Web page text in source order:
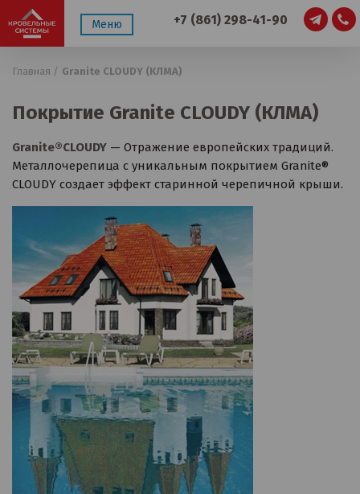
Меню +7 (861) 298-41-90
Главная / Granite CLOUDY (КЛМА)
Покрытие Granite CLOUDY (КЛМА)
Granite®CLOUDY — Отражение европейских традиций.
Металлочерепица с уникальным покрытием Granite®
CLOUDY создает эффект старинной черепичной крыши.